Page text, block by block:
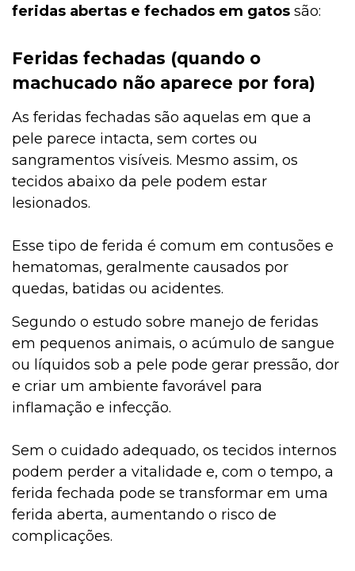
feridas abertas e fechados em gatos são:
Feridas fechadas (quando o
machucado não aparece por fora)
As feridas fechadas são aquelas em que a
pele parece intacta, sem cortes ou
sangramentos visíveis. Mesmo assim, os
tecidos abaixo da pele podem estar
lesionados.
Esse tipo de ferida é comum em contusões e
hematomas, geralmente causados por
quedas, batidas ou acidentes.
Segundo o estudo sobre manejo de feridas
em pequenos animais, o acúmulo de sangue
ou líquidos sob a pele pode gerar pressão, dor
e criar um ambiente favorável para
inflamação e infecção.
Sem o cuidado adequado, os tecidos internos
podem perder a vitalidade e, com o tempo, a
ferida fechada pode se transformar em uma
ferida aberta, aumentando o risco de
complicações.